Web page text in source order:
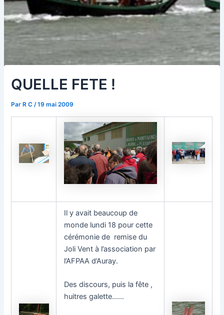
QUELLE FETE !
Par R C/19 mai 2009
Il y avait beaucoup de
monde lundi 18 pour cette
cérémonie de remise du
Joli Vent à l’association par
l’AFPAA d’Auray.
Des discours, puis la fête ,
huitres galette……